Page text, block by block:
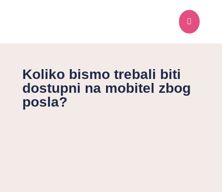

Koliko bismo trebali biti
dostupni na mobitel zbog
posla?